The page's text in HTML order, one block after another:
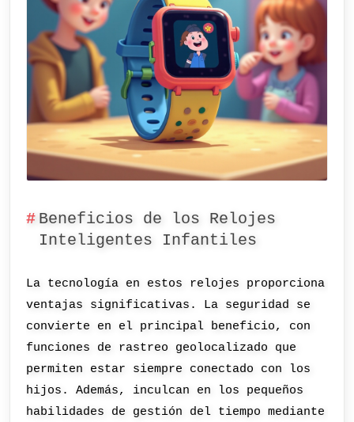
Beneficios de los Relojes
Inteligentes Infantiles
La tecnología en estos relojes proporciona
ventajas significativas. La seguridad se
convierte en el principal beneficio, con
funciones de rastreo geolocalizado que
permiten estar siempre conectado con los
hijos. Además, inculcan en los pequeños
habilidades de gestión del tiempo mediante